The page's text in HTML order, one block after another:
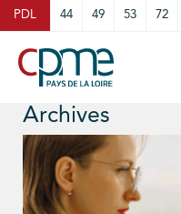
PDL 44 49 53 72
Archives
Cookies management panel